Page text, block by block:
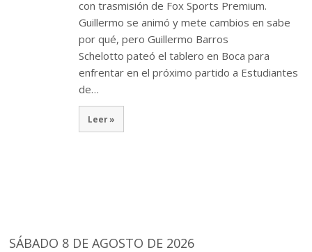
con trasmisión de Fox Sports Premium.
Guillermo se animó y mete cambios en sabe
por qué, pero Guillermo Barros
Schelotto pateó el tablero en Boca para
enfrentar en el próximo partido a Estudiantes
de…
Leer »
SÁBADO 8 DE AGOSTO DE 2026